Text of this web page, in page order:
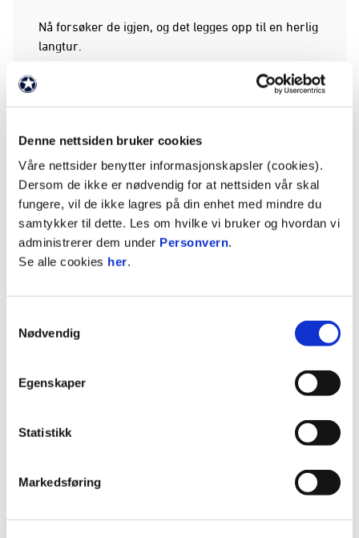
Denne nettsiden bruker cookies
Våre nettsider benytter informasjonskapsler (cookies).
Dersom de ikke er nødvendig for at nettsiden vår skal
fungere, vil de ikke lagres på din enhet med mindre du
samtykker til dette. Les om hvilke vi bruker og hvordan vi
administrerer dem under Personvern.
Se alle cookies her.
Nødvendig
Egenskaper
Statistikk
Markedsføring
Nå forsøker de igjen, og det legges opp til en herlig
langtur.
KIL møter Haugesund på bortebane, og avreise fra
Gjemselund er satt til kl. 03:00. Det skal være
være mulig å få seg noen timer på øyet.
Kampen spilles lørdag, og har avspark kl. 16:00.
Det er også muligheter for å hoppe på underveis.
Prisene er inkludert hotellovernatting med frokost.
Priser medlem/ikke medlem
Buss og dobbeltrom: 3200/3300
For å være garantert plasser på hotellet, er fristen
for påmelding kort, nemlig innen onsdag 3.juni.
For påmelding eller spørsmål, ring/SMS